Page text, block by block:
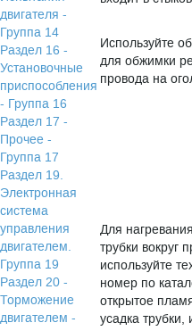
двигателя -
Группа 14
Раздел 16 -
Установочные
приспособления
- Группа 16
Раздел 17 -
Прочее -
Группа 17
Раздел 19.
Электронная
система
управления
двигателем.
Группа 19
Раздел 20 -
Торможение
двигателем -
Используйте
для обжимки
провода на
Для
трубки вокруг
используйте
номер по
открытое
усадка